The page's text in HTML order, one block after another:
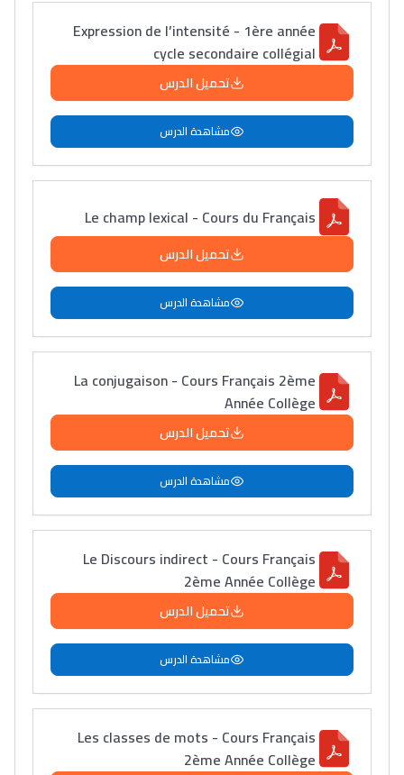
Expression de l’intensité - 1ère année
cycle secondaire collégial
تحميل الدرس
مشاهدة الدرس
Le champ lexical - Cours du Français
تحميل الدرس
مشاهدة الدرس
La conjugaison - Cours Français 2ème
Année Collège
تحميل الدرس
مشاهدة الدرس
Le Discours indirect - Cours Français
2ème Année Collège
تحميل الدرس
مشاهدة الدرس
Les classes de mots - Cours Français
2ème Année Collège